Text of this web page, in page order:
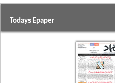
Todays Epaper